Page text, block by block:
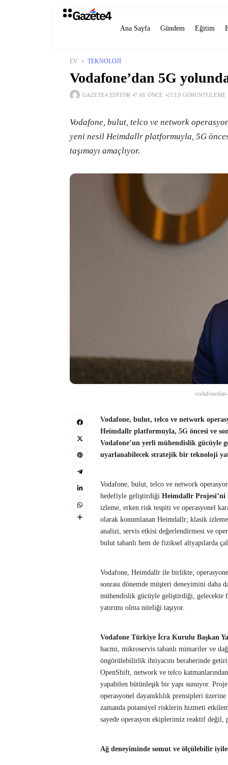
Ana Sayfa Gündem Eğitim
EV TEKNOLOJI
Vodafone’dan 5G
GAZETE4 EDITÖR 7 AY ÖNCE 213,0 GÖRÜNTÜLEME
Vodafone, bulut, telco ve network
yeni nesil Heimdallr platformuyla, 5G
taşımayı amaçlıyor.
Vodafone, bulut, telco ve network
Heimdallr platformuyla, 5G öncesi ve
Vodafone’un yerli mühendislik gücüyle
uyarlanabilecek stratejik bir teknoloji
Vodafone, bulut, telco ve network
hedefiyle geliştirdiği Heimdallr Projesi’ni
izleme, erken risk tespiti ve operasyonel
olarak konumlanan Heimdallr; klasik
analizi, servis etkisi değerlendirmesi ve
bulut tabanlı hem de fiziksel altyapılarda
Vodafone, Heimdallr ile birlikte;
sonrası dönemde müşteri deneyimini daha
mühendislik gücüyle geliştirdiği, gelecekte
yatırımı olma niteliği taşıyor.
Vodafone Türkiye İcra Kurulu Başkan
hacmi, mikroservis tabanlı mimariler ve
öngörülebilirlik ihtiyacını beraberinde
OpenShift, network ve telco
yapabilen bütünleşik bir yapı sunuyor.
operasyonel dayanıklılık prensipleri
zamanda potansiyel risklerin hizmeti
sayede operasyon ekiplerimiz reaktif değil,
Ağ deneyiminde somut ve ölçülebilir